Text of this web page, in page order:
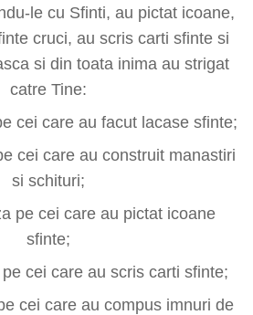
le cu Sfinti, au pictat icoane,
cruci, au scris carti sfinte si
si din toata inima au strigat
catre Tine:
cei care au facut lacase sfinte;
cei care au construit manastiri
si schituri;
pe cei care au pictat icoane
sfinte;
cei care au scris carti sfinte;
cei care au compus imnuri de